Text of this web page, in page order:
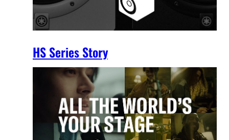
HS Series Story